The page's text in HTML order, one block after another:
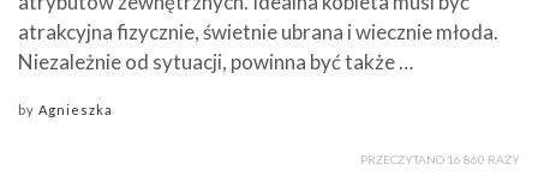
atrakcyjna fizycznie, świetnie ubrana i wiecznie młoda.
Niezależnie od sytuacji, powinna być także …
by Agnieszka
PRZECZYTANO 16 860 RAZY